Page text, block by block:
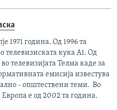
1971 година. Од 1996 та
телевизиската кука А1. Од
телевизијата Телма каде за
емисија известува
- општествени теми. Во
е од 2002 та година.